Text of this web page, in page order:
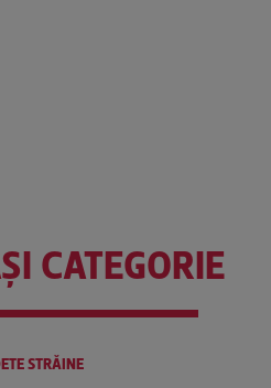
CATEGORIE
STRĂINE